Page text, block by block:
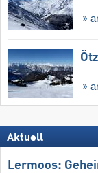
Aktuell
Lermoos: